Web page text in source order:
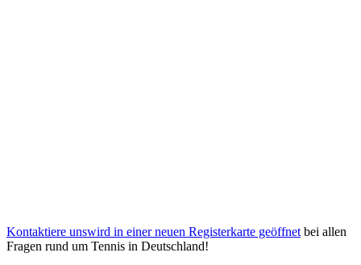
Kontaktiere unswird in einer neuen Registerkarte geöffnet bei allen
Fragen rund um Tennis in Deutschland!